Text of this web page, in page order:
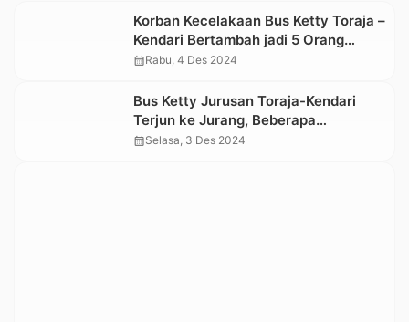
Korban Kecelakaan Bus Ketty Toraja –
Kendari Bertambah jadi 5 Orang
Meninggal Dunia
calendar_monthRabu, 4 Des 2024
Bus Ketty Jurusan Toraja-Kendari
Terjun ke Jurang, Beberapa
Penumpang Dikabarkan Meninggal
calendar_monthSelasa, 3 Des 2024